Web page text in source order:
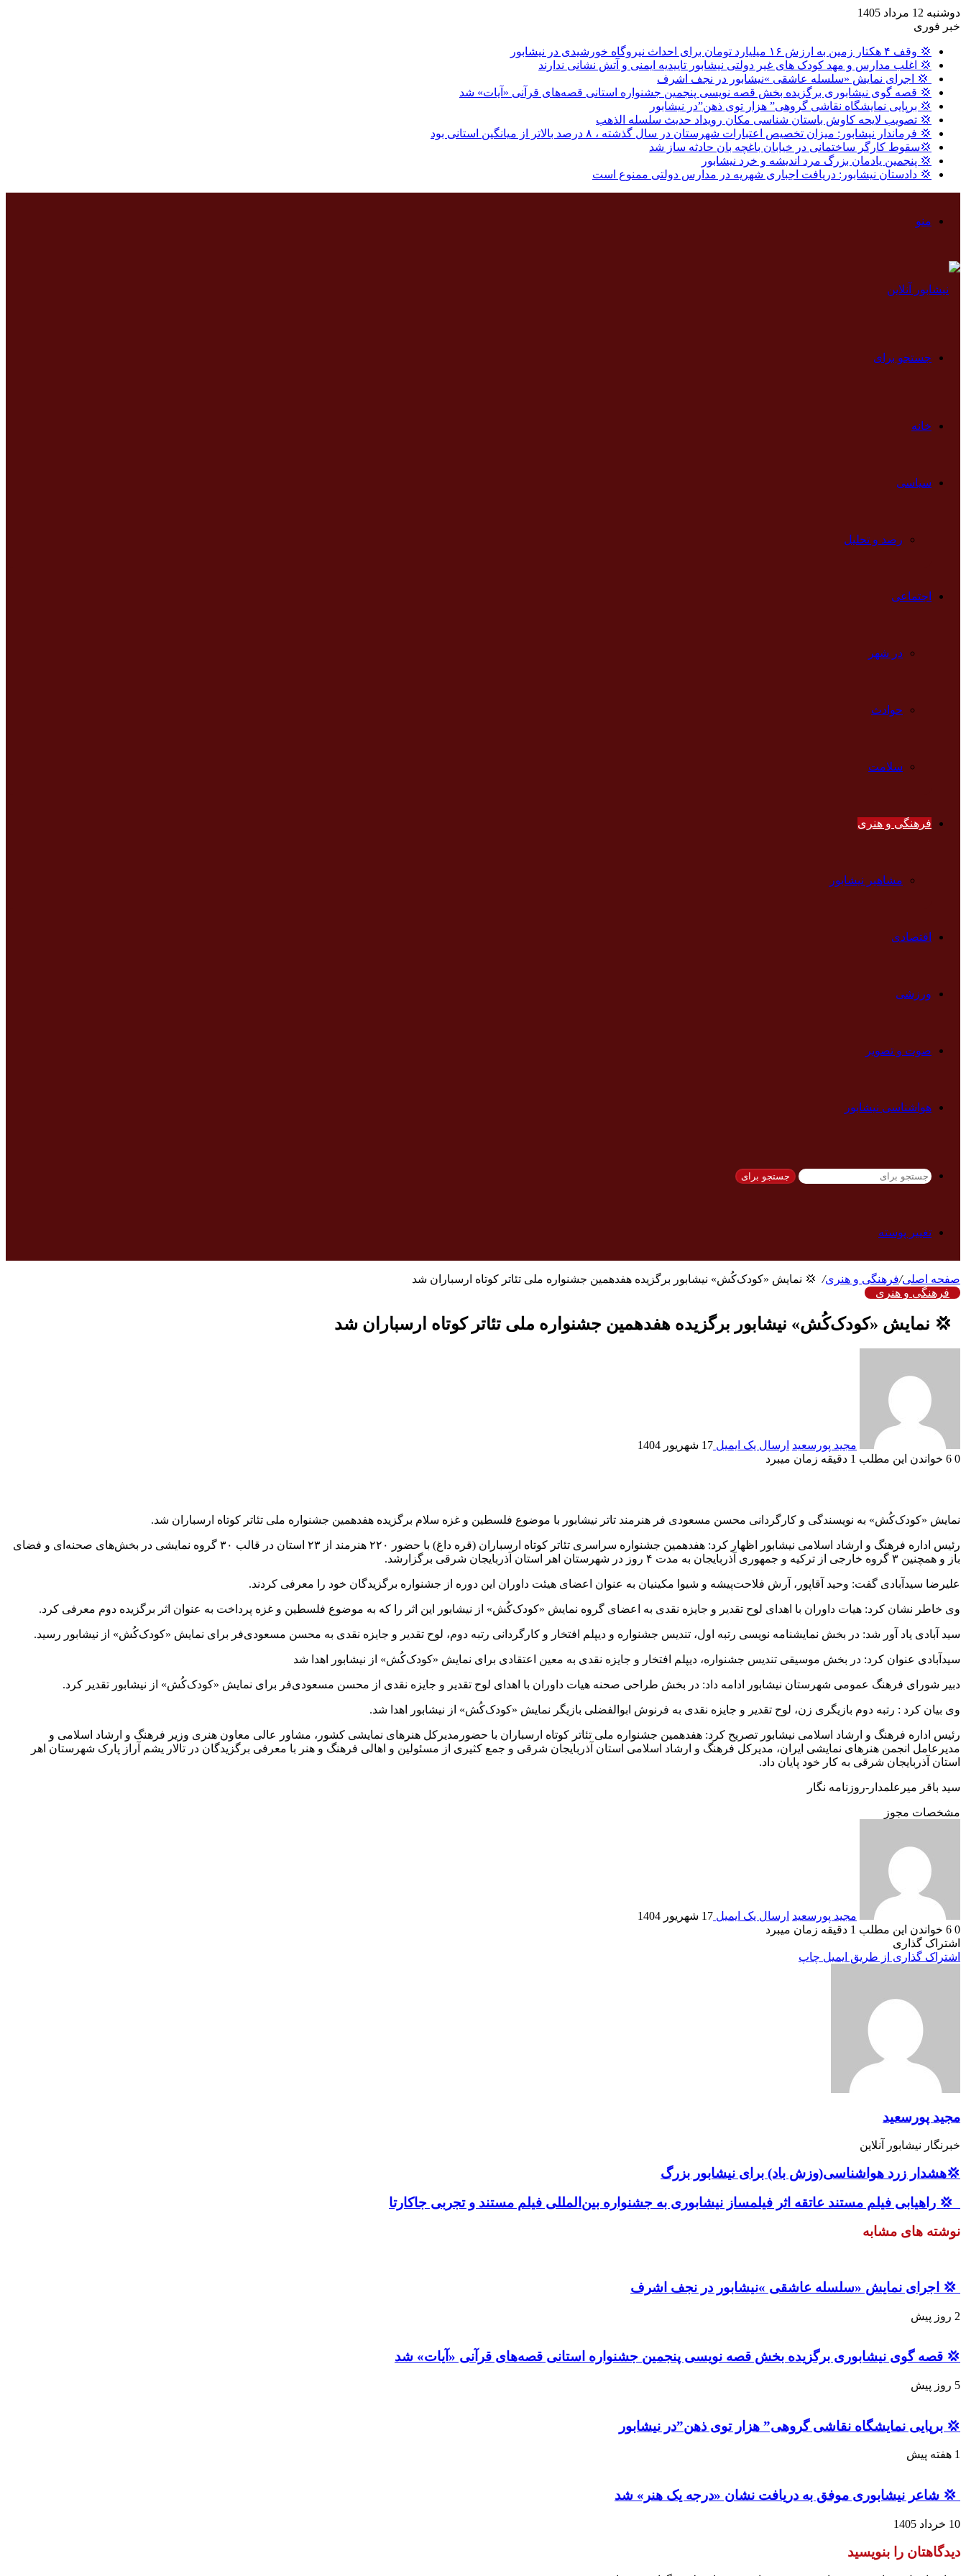
دوشنبه 12 مرداد 1405
خبر فوری
💢 وقف ۴ هکتار زمین به ارزش ۱۶ میلیارد تومان برای احداث نیروگاه خورشیدی در نیشابور
💢 اغلب مدارس و مهد کودک های غیر دولتی نیشابور تاییدیه ایمنی و آتش نشانی ندارند
‍ 💢 اجرای نمایش «سلسله عاشقی »نیشابور در نجف اشرف
💢 قصه گوی نیشابوری برگزیده بخش قصه نویسی پنجمین جشنواره استانی قصه‌های قرآنی «آیات» شد
💢 برپایی نمایشگاه نقاشی گروهی” هزار توی ذهن”در نیشابور
💢 تصویب لایحه کاوش باستان شناسی مکان رویداد حدیث سلسله الذهب
💢 فرماندار نیشابور: میزان تخصیص اعتبارات شهرستان در سال گذشته ، ۸ درصد بالاتر از میانگین استانی بود
💢سقوط کارگر ساختمانی در خیابان باغچه بان حادثه ساز شد
💢 پنجمین یادمان بزرگ مرد اندیشه و خرد نیشابور
💢 دادستان نیشابور: دریافت اجباری شهریه در مدارس دولتی ممنوع است
منو
جستجو برای
خانه
سیاسی
رصد و تحلیل
اجتماعی
در شهر
حوادث
سلامت
فرهنگی و هنری
مشاهیر نیشابور
اقتصادی
ورزشی
صوت و تصویر
هواشناسی نیشابور
جستجو برای
تغییر پوسته
صفحه اصلی/فرهنگی و هنری/ ‍ ‍ 💢 نمایش «کودک‌کُش» نیشابور برگزیده هفدهمین جشنواره ملی تئاتر کوتاه ارسباران شد
فرهنگی و هنری
‍ ‍ 💢 نمایش «کودک‌کُش» نیشابور برگزیده هفدهمین جشنواره ملی تئاتر کوتاه ارسباران شد
مجید پورسعید ارسال یک ایمیل 17 شهریور 1404
0
خواندن این مطلب 1 دقیقه زمان میبرد
نمایش «کودک‌کُش» به نویسندگی و کارگردانی محسن مسعودی فر هنرمند تاتر نیشابور با موضوع فلسطین و غزه سلام برگزیده هفدهمین جشنواره ملی تئاتر کوتاه ارسباران شد.
رئیس اداره فرهنگ و ارشاد اسلامی نیشابور اظهار کرد: هفدهمین جشنواره سراسری تئاتر کوتاه ارسباران (قره داغ) با حضور ۲۲۰ هنرمند از ۲۳ استان در قالب ۳۰ گروه نمایشی در بخش‌های صحنه‌ای و فضای
باز و همچنین ۳ گروه خارجی از ترکیه و جمهوری آذربایجان به مدت ۴ روز در شهرستان اهر استان آذربایجان شرقی برگزارشد.
علیرضا سیدآبادی گفت: وحید آقاپور، آرش فلاحت‌پیشه و شیوا مکینیان به عنوان اعضای هیئت داوران این دوره از جشنواره برگزیدگان خود را معرفی کردند.
وی خاطر نشان کرد: هیات داوران با اهدای لوح تقدیر و جایزه نقدی به اعضای گروه نمایش «کودک‌کُش» از نیشابور این اثر را که به موضوع فلسطین و غزه پرداخت به عنوان اثر برگزیده دوم معرفی کرد.
سید آبادی یاد آور شد: در بخش نمایشنامه نویسی رتبه اول، تندیس جشنواره و دیپلم افتخار و کارگردانی رتبه دوم، لوح تقدیر و جایزه نقدی به محسن مسعودی‌فر برای نمایش «کودک‌کُش» از نیشابور رسید.
سیدآبادی عنوان کرد: در بخش موسیقی تندیس جشنواره، دیپلم افتخار و جایزه نقدی به معین اعتقادی برای نمایش «کودک‌کُش» از نیشابور اهدا شد
دبیر شورای فرهنگ عمومی شهرستان نیشابور ادامه داد: در بخش طراحی صحنه هیات داوران با اهدای لوح تقدیر و جایزه نقدی از محسن مسعودی‌فر برای نمایش «کودک‌کُش» از نیشابور تقدیر کرد.
وی بیان کرد : رتبه دوم بازیگری زن، لوح تقدیر و جایزه نقدی به فرنوش ابوالفضلی بازیگر نمایش «کودک‌کُش» از نیشابور اهدا شد.
رئیس اداره فرهنگ و ارشاد اسلامی نیشابور تصریح کرد: هفدهمین جشنواره ملی تئاتر کوتاه ارسباران با حضورمدیرکل هنرهای نمایشی کشور، مشاور عالی معاون هنری وزیر فرهنگ و ارشاد اسلامی و
مدیرعامل انجمن هنرهای نمایشی ایران، مدیرکل فرهنگ و ارشاد اسلامی استان آذربایجان شرقی و جمع کثیری از مسئولین و اهالی فرهنگ و هنر با معرفی برگزیدگان در تالار یشم آراز پارک شهرستان اهر
استان آذربایجان شرقی به کار خود پایان داد.
سید باقر میرعلمدار-روزنامه نگار
مشخصات مجوز
مجید پورسعید ارسال یک ایمیل 17 شهریور 1404
0
خواندن این مطلب 1 دقیقه زمان میبرد
اشتراک گذاری
اشتراک گذاری از طریق ایمیل چاپ
مجید پورسعید
خبرنگار نیشابور آنلاین
💢هشدار زرد هواشناسی(وزش باد) برای نیشابور بزرگ
‍ ‍ 💢 راهیابی فیلم مستند عاتقه اثر فیلمساز نیشابوری به جشنواره بین‌المللی فیلم مستند و تجربی جاکارتا
نوشته های مشابه
‍ 💢 اجرای نمایش «سلسله عاشقی »نیشابور در نجف اشرف
2 روز پیش
💢 قصه گوی نیشابوری برگزیده بخش قصه نویسی پنجمین جشنواره استانی قصه‌های قرآنی «آیات» شد
5 روز پیش
💢 برپایی نمایشگاه نقاشی گروهی” هزار توی ذهن”در نیشابور
1 هفته پیش
‍ ‍💢 شاعر نیشابوری موفق به دریافت نشان «درجه یک هنر» شد
10 خرداد 1405
دیدگاهتان را بنویسید